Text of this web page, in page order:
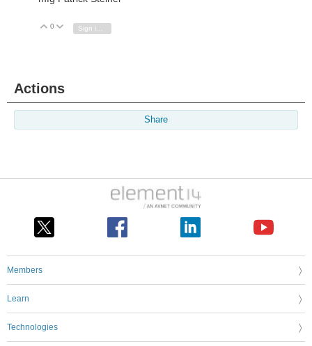
Vote Up
0 Vote Down
Actions
Share
Members
Learn
Technologies